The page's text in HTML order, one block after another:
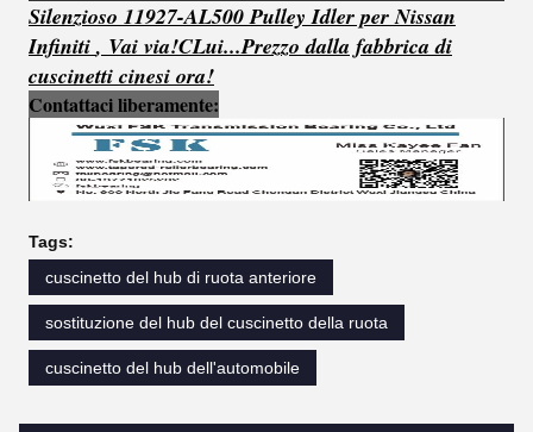
Silenzioso 11927-AL500 Pulley Idler per Nissan
Infiniti, Vai via!CLui...Prezzo dalla fabbrica di
cuscinetti cinesi ora!
Contattaci liberamente:
Tags:
cuscinetto del hub di ruota anteriore
sostituzione del hub del cuscinetto della ruota
cuscinetto del hub dell'automobile